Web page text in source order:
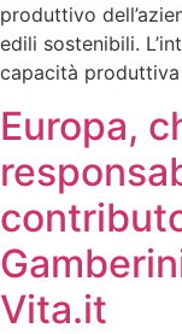
produttivo
edili sostenibili.
capacità
Europa,
Vita.it